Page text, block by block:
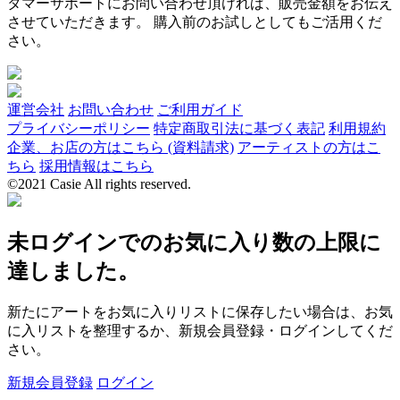
させていただきます。 購入前のお試しとしてもご活用くだ
さい。
運営会社 お問い合わせ ご利用ガイド
プライバシーポリシー 特定商取引法に基づく表記 利用規約
企業、お店の方はこちら (資料請求) アーティストの方はこ
ちら 採用情報はこちら
©2021 Casie All rights reserved.
未ログインでのお気に入り数の上限に
達しました。
新たにアートをお気に入りリストに保存したい場合は、お気
に入リストを整理するか、新規会員登録・ログインしてくだ
さい。
新規会員登録 ログイン